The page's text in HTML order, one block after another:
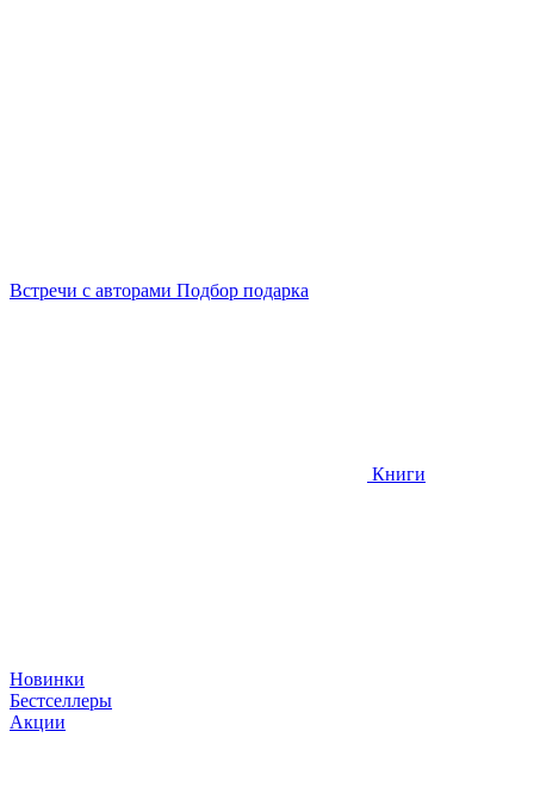
Встречи с авторами Подбор подарка
Книги
Новинки
Бестселлеры
Акции